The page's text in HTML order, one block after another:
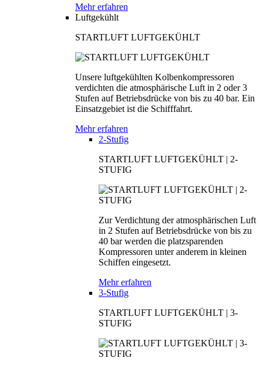
Mehr erfahren
Luftgekühlt
STARTLUFT LUFTGEKÜHLT
Unsere luftgekühlten Kolbenkompressoren
verdichten die atmosphärische Luft in 2 oder 3
Stufen auf Betriebsdrücke von bis zu 40 bar. Ein
Einsatzgebiet ist die Schifffahrt.
Mehr erfahren
2-Stufig
STARTLUFT LUFTGEKÜHLT | 2-
STUFIG
Zur Verdichtung der atmosphärischen Luft
in 2 Stufen auf Betriebsdrücke von bis zu
40 bar werden die platzsparenden
Kompressoren unter anderem in kleinen
Schiffen eingesetzt.
Mehr erfahren
3-Stufig
STARTLUFT LUFTGEKÜHLT | 3-
STUFIG